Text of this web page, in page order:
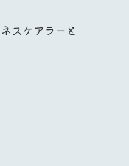
スケアラーと